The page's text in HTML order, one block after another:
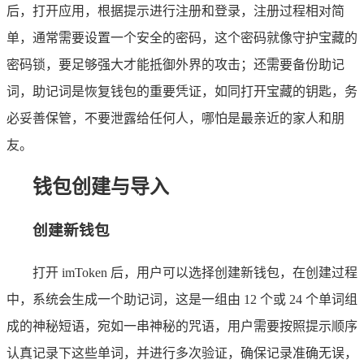
后，打开应用，根据提示进行注册和登录，注册过程相对简
单，通常需要设置一个安全的密码，这个密码就像守护宝藏的
密码锁，要足够强大才能抵御外界的攻击；还需要备份助记
词，助记词是恢复钱包的重要凭证，如同打开宝藏的钥匙，务
必妥善保管，不要泄露给任何人，哪怕是最亲近的家人和朋
友。
钱包创建与导入
创建新钱包
打开 imToken 后，用户可以选择创建新钱包，在创建过程
中，系统会生成一个助记词，这是一组由 12 个或 24 个单词组
成的神秘短语，宛如一串神秘的咒语，用户需要按照提示顺序
认真记录下这些单词，并进行多次验证，确保记录准确无误，